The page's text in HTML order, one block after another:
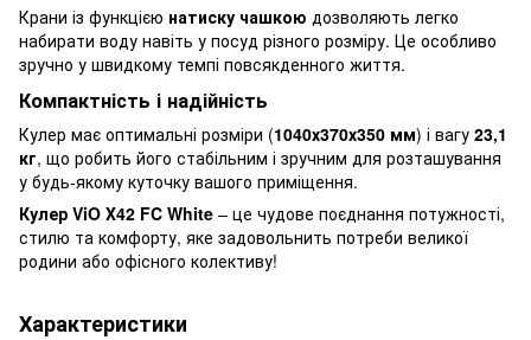
Крани із функцією натиску чашкою дозволяють легко
набирати воду навіть у посуд різного розміру. Це особливо
зручно у швидкому темпі повсякденного життя.
Компактність і надійність
Кулер має оптимальні розміри (1040х370х350 мм) і вагу 23,1
кг, що робить його стабільним і зручним для розташування
у будь-якому куточку вашого приміщення.
Кулер ViO Х42 FC White – це чудове поєднання потужності,
стилю та комфорту, яке задовольнить потреби великої
родини або офісного колективу!
Характеристики